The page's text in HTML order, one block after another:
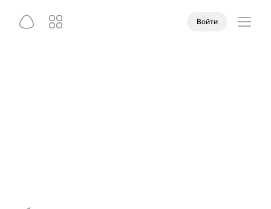
Войти